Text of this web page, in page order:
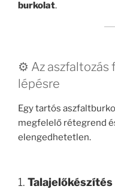
burkolat.
⚙️ Az aszfaltozás
lépésre
Egy tartós
megfelelő rétegrend
elengedhetetlen.
1. Talajelőkészítés